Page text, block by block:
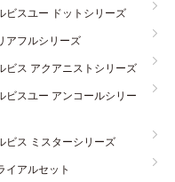
ビスユー ドットシリーズ
アフルシリーズ
ビス アクアニストシリーズ
ビスユー アンコールシリー
ビス ミスターシリーズ
イアルセット